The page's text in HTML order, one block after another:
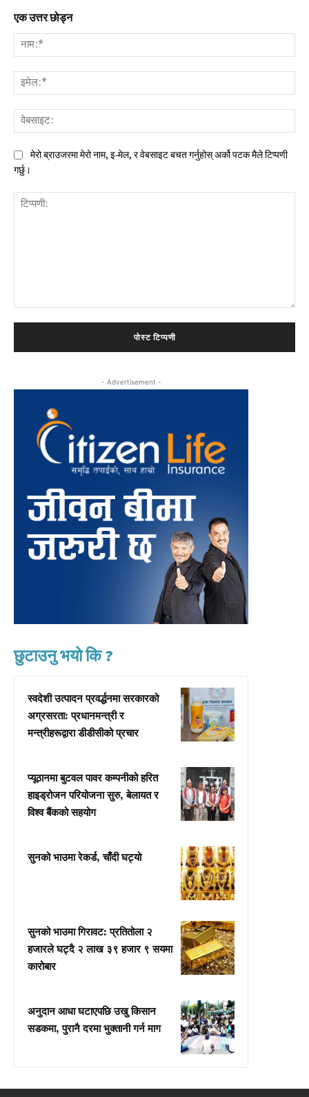
एक उत्तर छोड्न
मेरो ब्राउजरमा मेरो नाम, इ-मेल, र वेबसाइट बचत गर्नुहोस् अर्को पटक मैले टिप्पणी
गर्छु।
- Advertisement -
छुटाउनु भयो कि ?
स्वदेशी उत्पादन प्रवर्द्धनमा सरकारको
अग्रसरता: प्रधानमन्त्री र
मन्त्रीहरूद्वारा डीडीसीको प्रचार
प्यूठानमा बुटवल पावर कम्पनीको हरित
हाइड्रोजन परियोजना सुरु, बेलायत र
विश्व बैंकको सहयोग
सुनको भाउमा रेकर्ड, चाँदी घट्यो
सुनको भाउमा गिरावट: प्रतितोला २
हजारले घट्दै २ लाख ३९ हजार ९ सयमा
कारोबार
अनुदान आधा घटाएपछि उखु किसान
सडकमा, पुरानै दरमा भुक्तानी गर्न माग